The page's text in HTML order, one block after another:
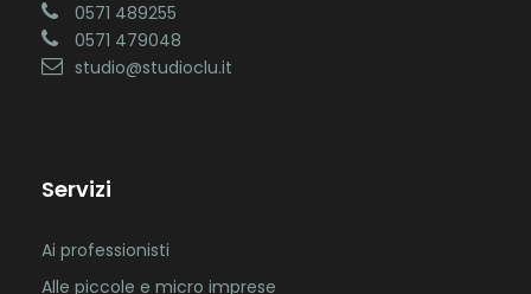
0571 489255
0571 479048
studio@studioclu.it
Servizi
Ai professionisti
Alle piccole e micro imprese